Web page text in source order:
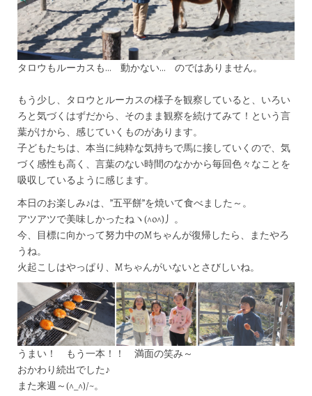
タロウもルーカスも… 動かない… のではありません。
もう少し、タロウとルーカスの様子を観察していると、いろい
ろと気づくはずだから、そのまま観察を続けてみて！という言
葉がけから、感じていくものがあります。
子どもたちは、本当に純粋な気持ちで馬に接していくので、気
づく感性も高く、言葉のない時間のなかから毎回色々なことを
吸収しているように感じます。
本日のお楽しみ♪は、”五平餅”を焼いて食べました～。
アツアツで美味しかったねヽ(^o^)丿。
今、目標に向かって努力中のMちゃんが復帰したら、またやろ
うね。
火起こしはやっぱり、Mちゃんがいないとさびしいね。
うまい！ もう一本！！ 満面の笑み～
おかわり続出でした♪
また来週～(^_^)/~。